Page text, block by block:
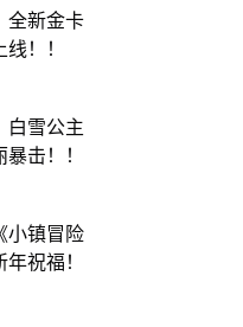
全新金卡
！！
白雪公主
击！！
小镇冒险
祝福！